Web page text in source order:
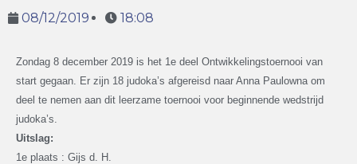
08/12/2019 18:08
Zondag 8 december 2019 is het 1e deel Ontwikkelingstoernooi van
start gegaan. Er zijn 18 judoka’s afgereisd naar Anna Paulowna om
deel te nemen aan dit leerzame toernooi voor beginnende wedstrijd
judoka’s.
Uitslag:
1e plaats : Gijs d. H.